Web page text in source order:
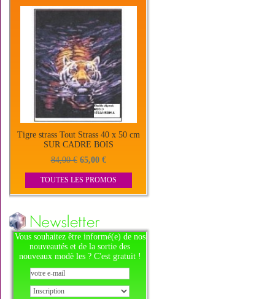
Tigre strass Tout Strass 40 x 50 cm
SUR CADRE BOIS
84,00 € 65,00 €
TOUTES LES PROMOS
Vous souhaitez être informé(e) de nos
nouveautés et de la sortie des
nouveaux modè les ? C'est gratuit !